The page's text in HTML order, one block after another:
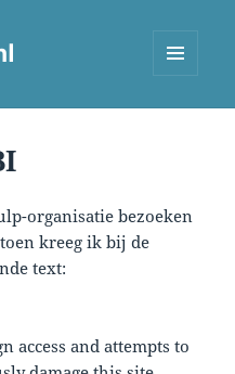
organisatie bezoeken
kreeg ik bij de
text:
access and attempts to